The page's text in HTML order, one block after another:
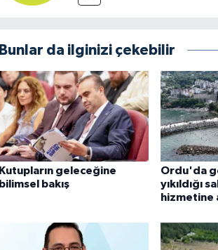
Bunlar da ilginizi çekebilir
Kutupların geleceğine
bilimsel bakış
Ordu'da
yıkıldığı
hizmetine